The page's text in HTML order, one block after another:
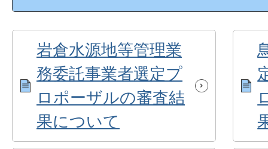
岩倉水源地等管理業
務委託事業者選定プ
ロポーザルの審査結
果について